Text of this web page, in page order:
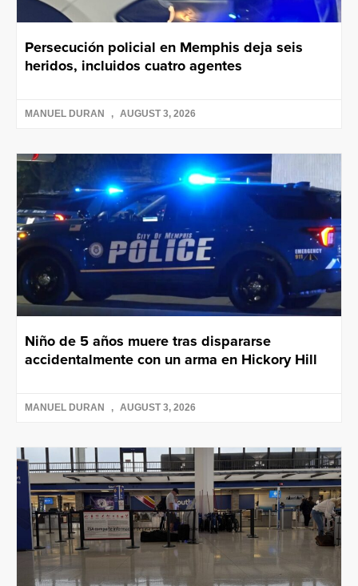
Persecución policial en Memphis deja seis
heridos, incluidos cuatro agentes
MANUEL DURAN AUGUST 3, 2026
Niño de 5 años muere tras dispararse
accidentalmente con un arma en Hickory Hill
MANUEL DURAN AUGUST 3, 2026